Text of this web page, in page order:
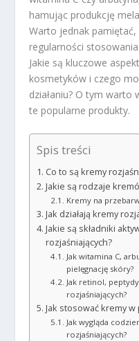
hamując produkcję
Warto jednak
regularności
Jakie są kluczowe
kosmetyków i czego
działaniu? O tym warto
te popularne produkty.
Spis treści
Co to są kremy
Jakie są rodzaje
Kremy na
Jak działają kremy
Jakie są składniki
rozjaśniających?
Jak witamina C,
pielęgnację skóry?
Jak retinol,
rozjaśniających?
Jak stosować kremy
Jak wygląda
rozjaśniających?